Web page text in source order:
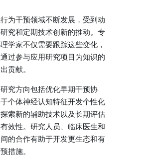
为干预领域不断发展，受到动
究和定期技术创新的推动。专
学家不仅需要跟踪这些变化，
过参与应用研究项目为知识的
贡献。
究方向包括优化早期干预协
个体神经认知特征开发个性化
索新的辅助技术以及长期评估
效性。研究人员、临床医生和
的合作有助于开发更生态和有
措施。